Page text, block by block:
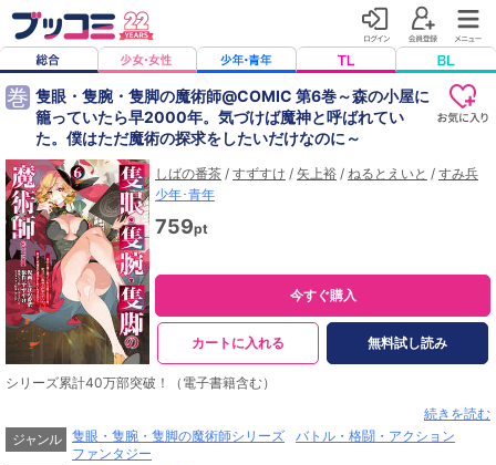
巻 隻眼・隻腕・隻脚の魔術師@COMIC 第6巻～森の小屋に
籠っていたら早2000年。気づけば魔神と呼ばれてい
た。僕はただ魔術の探求をしたいだけなのに～
しばの番茶 / すずすけ / 矢上裕 / ねるとえいと / すみ兵
少年･青年
759pt
今すぐ購入
カートに入れる 無料試し読み
シリーズ累計40万部突破！（電子書籍含む）
のんきな最強魔術師の本格ファンタジー、第6巻！
続きを読む
ジャンル
隻眼・隻腕・隻脚の魔術師シリーズ
バトル・格闘・アクション
ファンタジー